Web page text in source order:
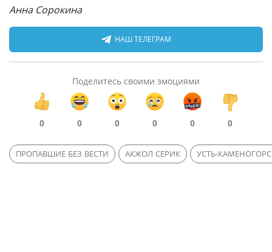
Анна Сорокина
НАШ ТЕЛЕГРАМ
Поделитесь своими эмоциями
0 0 0 0 0 0
ПРОПАВШИЕ БЕЗ ВЕСТИ АКЖОЛ СЕРИК УСТЬ-